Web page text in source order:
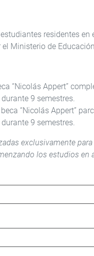
residentes
Ministerio de
“Nicolás Appert”
9 semestres.
“Nicolás Appert”
9 semestres.
exclusivamente
los estudios en